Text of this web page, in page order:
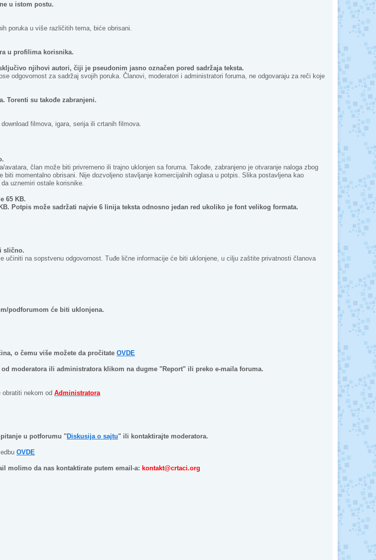
u istom postu.
poruka u više različitih tema, biće obrisani.
u profilima korisnika.
njihovi autori, čiji je pseudonim jasno označen pored sadržaja teksta.
odgovornost za sadržaj svojih poruka. Članovi, moderatori i administratori foruma, ne odgovaraju za reči koje
Torenti su takođe zabranjeni.
filmova, igara, serija ili crtanih filmova.
član može biti privremeno ili trajno uklonjen sa foruma. Takođe, zabranjeno je otvaranje naloga zbog
momentalno obrisani. Nije dozvoljeno stavljanje komercijalnih oglasa u potpis. Slika postavljena kao
uznemiri ostale korisnike.
65 KB.
Potpis može sadržati najvie 6 linija teksta odnosno jedan red ukoliko je font velikog formata.
slično.
na sopstvenu odgovornost. Tuđe lične informacije će biti uklonjene, u cilju zaštite privatnosti članova
podforumom će biti uklonjena.
o čemu više možete da pročitate OVDE
moderatora ili administratora klikom na dugme "Report" ili preko e-maila foruma.
nekom od Administratora
u potforumu "Diskusija o sajtu" ili kontaktirajte moderatora.
OVDE
molimo da nas kontaktirate putem email-a: kontakt@crtaci.org